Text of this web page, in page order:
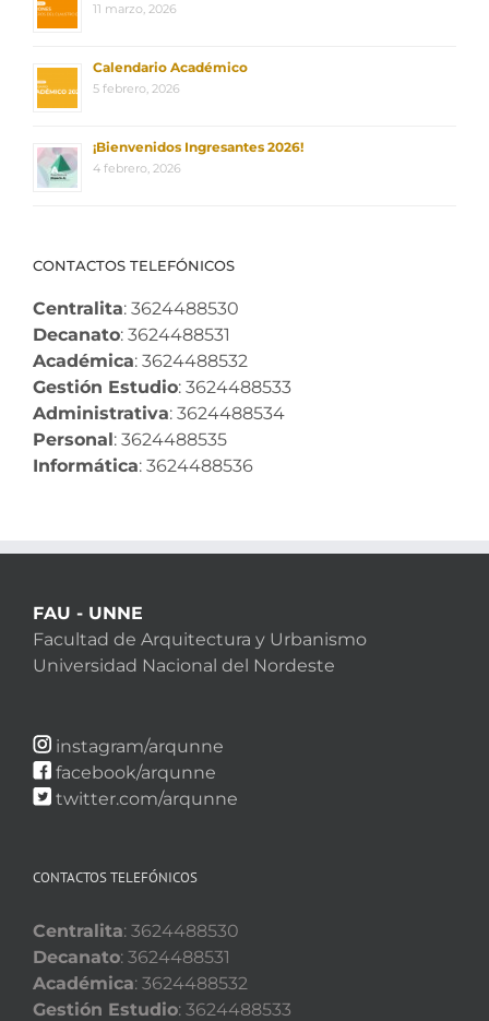
11 marzo, 2026
Calendario Académico
5 febrero, 2026
¡Bienvenidos Ingresantes 2026!
4 febrero, 2026
CONTACTOS TELEFÓNICOS
Centralita: 3624488530
Decanato: 3624488531
Académica: 3624488532
Gestión Estudio: 3624488533
Administrativa: 3624488534
Personal: 3624488535
Informática: 3624488536
FAU - UNNE
Facultad de Arquitectura y Urbanismo
Universidad Nacional del Nordeste
instagram/arqunne
facebook/arqunne
twitter.com/arqunne
CONTACTOS TELEFÓNICOS
Centralita: 3624488530
Decanato: 3624488531
Académica: 3624488532
Gestión Estudio: 3624488533